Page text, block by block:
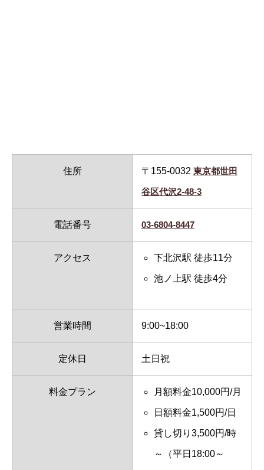
住所 〒155-0032 東京都世田
谷区代沢2-48-3
電話番号 03-6804-8447
アクセス 下北沢駅 徒歩11分
池ノ上駅 徒歩4分
営業時間 9:00~18:00
定休日 土日祝
料金プラン 月額料金10,000円/月
日額料金1,500円/日
貸し切り3,500円/時
～（平日18:00～